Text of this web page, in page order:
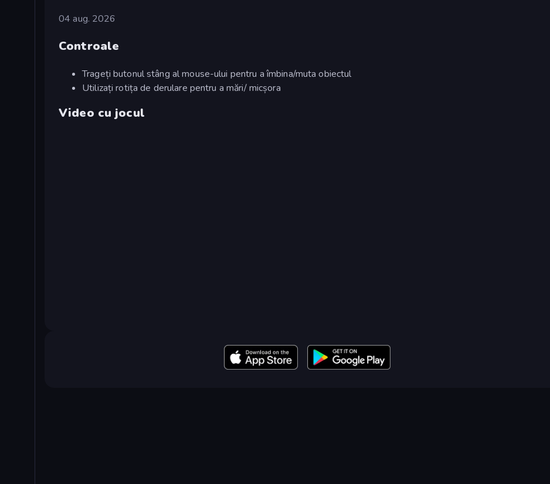
04 aug. 2026
Controale
Trageți butonul stâng al mouse-ului pentru a îmbina/muta obiectul
Utilizați rotița de derulare pentru a mări/ micșora
Video cu jocul